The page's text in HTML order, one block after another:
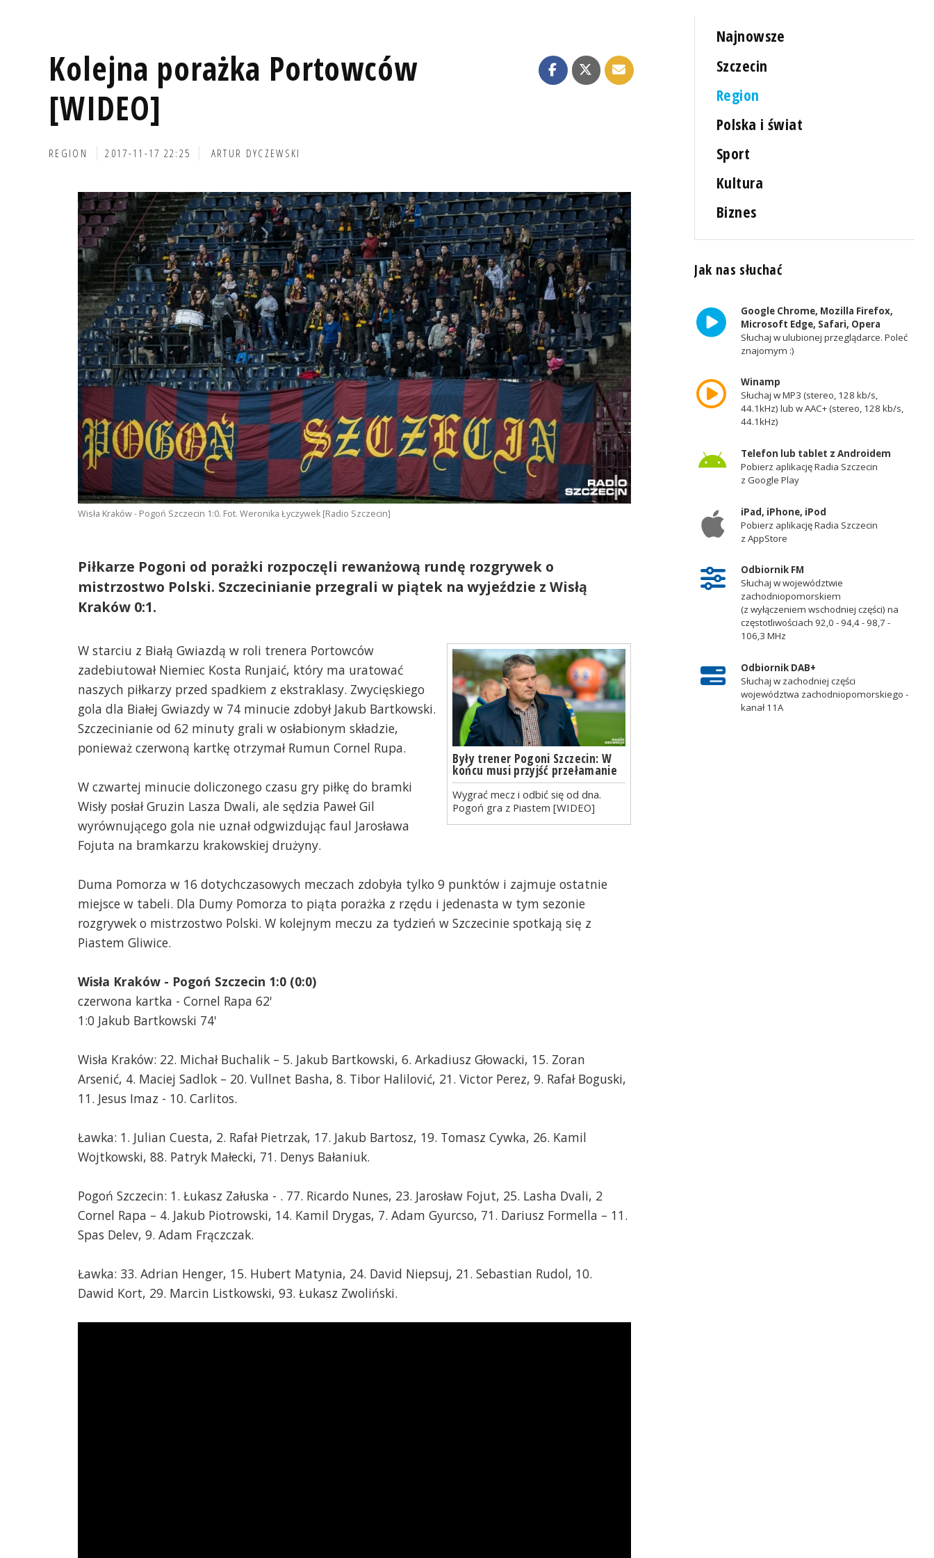
Kolejna porażka Portowców
[WIDEO]
REGION 2017-11-17 22:25 ARTUR DYCZEWSKI
Wisła Kraków - Pogoń Szczecin 1:0. Fot. Weronika Łyczywek [Radio Szczecin]
Piłkarze Pogoni od porażki rozpoczęli rewanżową rundę rozgrywek o
mistrzostwo Polski. Szczecinianie przegrali w piątek na wyjeździe z Wisłą
Kraków 0:1.
Były trener Pogoni Szczecin: W
końcu musi przyjść przełamanie
Wygrać mecz i odbić się od dna.
Pogoń gra z Piastem [WIDEO]
W starciu z Białą Gwiazdą w roli trenera Portowców
zadebiutował Niemiec Kosta Runjaić, który ma uratować
naszych piłkarzy przed spadkiem z ekstraklasy. Zwycięskiego
gola dla Białej Gwiazdy w 74 minucie zdobył Jakub Bartkowski.
Szczecinianie od 62 minuty grali w osłabionym składzie,
ponieważ czerwoną kartkę otrzymał Rumun Cornel Rupa.
W czwartej minucie doliczonego czasu gry piłkę do bramki
Wisły posłał Gruzin Lasza Dwali, ale sędzia Paweł Gil
wyrównującego gola nie uznał odgwizdując faul Jarosława
Fojuta na bramkarzu krakowskiej drużyny.
Duma Pomorza w 16 dotychczasowych meczach zdobyła tylko 9 punktów i zajmuje ostatnie
miejsce w tabeli. Dla Dumy Pomorza to piąta porażka z rzędu i jedenasta w tym sezonie
rozgrywek o mistrzostwo Polski. W kolejnym meczu za tydzień w Szczecinie spotkają się z
Piastem Gliwice.
Wisła Kraków - Pogoń Szczecin 1:0 (0:0)
czerwona kartka - Cornel Rapa 62'
1:0 Jakub Bartkowski 74'
Wisła Kraków: 22. Michał Buchalik – 5. Jakub Bartkowski, 6. Arkadiusz Głowacki, 15. Zoran
Arsenić, 4. Maciej Sadlok – 20. Vullnet Basha, 8. Tibor Halilović, 21. Victor Perez, 9. Rafał Boguski,
11. Jesus Imaz - 10. Carlitos.
Ławka: 1. Julian Cuesta, 2. Rafał Pietrzak, 17. Jakub Bartosz, 19. Tomasz Cywka, 26. Kamil
Wojtkowski, 88. Patryk Małecki, 71. Denys Bałaniuk.
Pogoń Szczecin: 1. Łukasz Załuska - . 77. Ricardo Nunes, 23. Jarosław Fojut, 25. Lasha Dvali, 2
Cornel Rapa – 4. Jakub Piotrowski, 14. Kamil Drygas, 7. Adam Gyurcso, 71. Dariusz Formella – 11.
Spas Delev, 9. Adam Frączczak.
Ławka: 33. Adrian Henger, 15. Hubert Matynia, 24. David Niepsuj, 21. Sebastian Rudol, 10.
Dawid Kort, 29. Marcin Listkowski, 93. Łukasz Zwoliński.
Najnowsze
Szczecin
Region
Polska i świat
Sport
Kultura
Biznes
Jak nas słuchać
Google Chrome, Mozilla Firefox,
Microsoft Edge, Safari, Opera
Słuchaj w ulubionej przeglądarce. Poleć
znajomym :)
Winamp
Słuchaj w MP3 (stereo, 128 kb/s,
44.1kHz) lub w AAC+ (stereo, 128 kb/s,
44.1kHz)
Telefon lub tablet z Androidem
Pobierz aplikację Radia Szczecin
z Google Play
iPad, iPhone, iPod
Pobierz aplikację Radia Szczecin
z AppStore
Odbiornik FM
Słuchaj w województwie
zachodniopomorskiem
(z wyłączeniem wschodniej części) na
częstotliwościach 92,0 - 94,4 - 98,7 -
106,3 MHz
Odbiornik DAB+
Słuchaj w zachodniej części
województwa zachodniopomorskiego -
kanał 11A